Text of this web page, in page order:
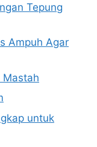
Tepung
Ampuh Agar
Mastah
untuk